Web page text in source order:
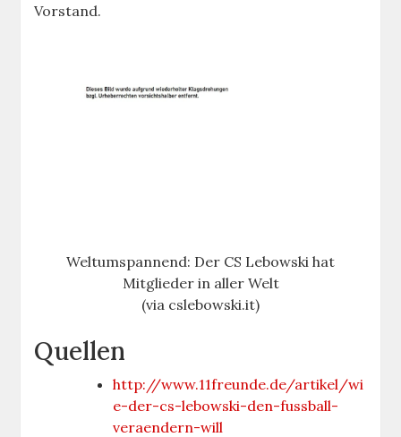
Vorstand.
Weltumspannend: Der CS Lebowski hat
Mitglieder in aller Welt
(via cslebowski.it)
Quellen
http://www.11freunde.de/artikel/wi
e-der-cs-lebowski-den-fussball-
veraendern-will